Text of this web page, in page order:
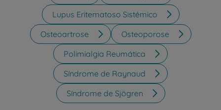
Lupus Eritematoso Sistémico
Osteoartrose
Osteoporose
Polimialgia Reumática
Síndrome de Raynaud
Síndrome de Sjögren